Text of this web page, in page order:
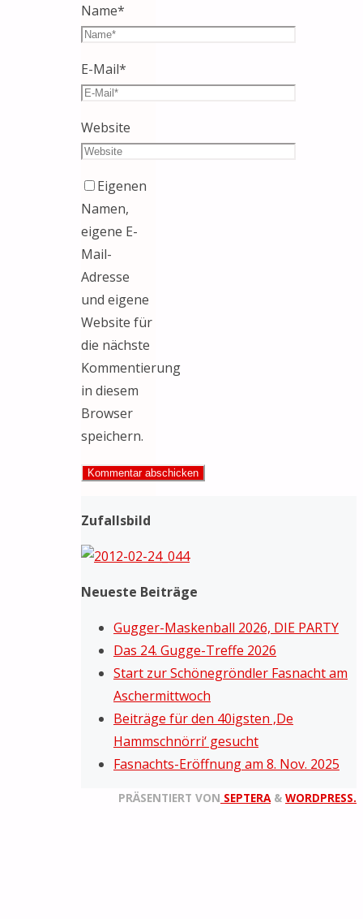
Name*
E-Mail*
Website
Eigenen
Namen,
eigene E-
Mail-
Adresse
und eigene
Website für
die nächste
Kommentierung
in diesem
Browser
speichern.
Zufallsbild
Neueste Beiträge
Gugger-Maskenball 2026, DIE PARTY
Das 24. Gugge-Treffe 2026
Start zur Schönegröndler Fasnacht am
Aschermittwoch
Beiträge für den 40igsten ‚De
Hammschnörri‘ gesucht
Fasnachts-Eröffnung am 8. Nov. 2025
PRÄSENTIERT VON SEPTERA& WORDPRESS.